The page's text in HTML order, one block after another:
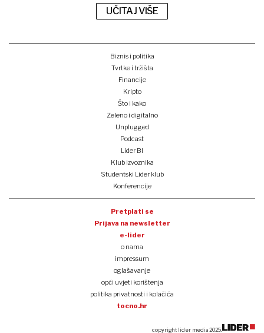
UČITAJ VIŠE
Biznis i politika
Tvrtke i tržišta
Financije
Kripto
Što i kako
Zeleno i digitalno
Unplugged
Podcast
Lider BI
Klub izvoznika
Studentski Lider klub
Konferencije
Pretplati se
Prijava na newsletter
e-lider
o nama
impressum
oglašavanje
opći uvjeti korištenja
politika privatnosti i kolačića
tocno.hr
copyright lider media 2025.